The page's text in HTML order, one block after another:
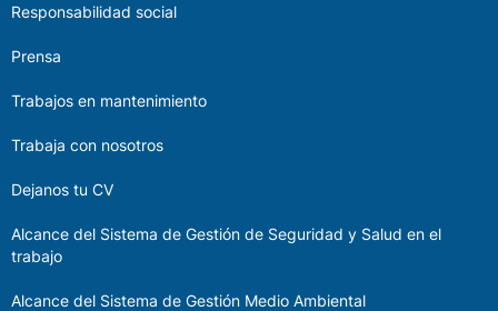
Responsabilidad social
Prensa
Trabajos en mantenimiento
Trabaja con nosotros
Dejanos tu CV
Alcance del Sistema de Gestión de Seguridad y Salud en el
trabajo
Alcance del Sistema de Gestión Medio Ambiental